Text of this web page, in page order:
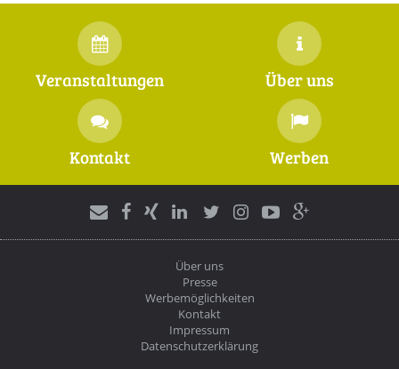
Veranstaltungen Über uns
Kontakt Werben
Über uns
Presse
Werbemöglichkeiten
Kontakt
Impressum
Datenschutzerklärung